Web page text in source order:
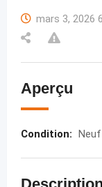
mars 3, 2026
Aperçu
Condition: Neuf